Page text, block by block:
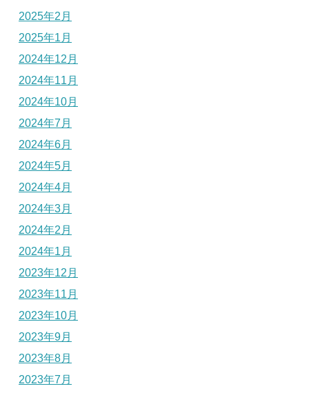
2025年2月
2025年1月
2024年12月
2024年11月
2024年10月
2024年7月
2024年6月
2024年5月
2024年4月
2024年3月
2024年2月
2024年1月
2023年12月
2023年11月
2023年10月
2023年9月
2023年8月
2023年7月